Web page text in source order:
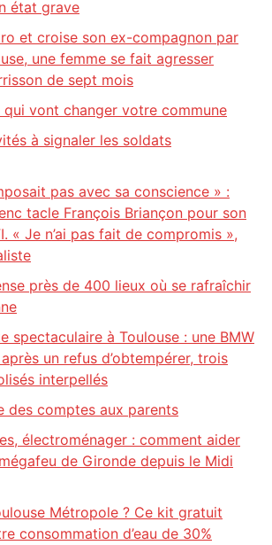
état grave
et croise son ex-compagnon par
une femme se fait agresser
de sept mois
vont changer votre commune
à signaler les soldats
pas avec sa conscience » :
tacle François Briançon pour son
« Je n’ai pas fait de compromis »,
près de 400 lieux où se rafraîchir
spectaculaire à Toulouse : une BMW
un refus d’obtempérer, trois
interpellés
des comptes aux parents
électroménager : comment aider
de Gironde depuis le Midi
Métropole ? Ce kit gratuit
consommation d’eau de 30%